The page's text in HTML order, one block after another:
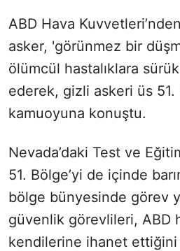
ABD Hava
asker, 'görünmez bir
ölümcül hastalıklara
ederek, gizli askeri üs 51.
kamuoyuna konuştu.
Nevada’daki Test ve
51. Bölge’yi de içinde
bölge bünyesinde görev
güvenlik görevlileri, ABD
kendilerine ihanet ettiğini